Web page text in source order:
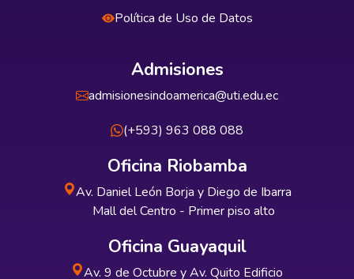
Política de Uso de Datos
Admisiones
admisionesindoamerica@uti.edu.ec
(+593) 963 088 088
Oficina Riobamba
Av. Daniel León Borja y Diego de Ibarra
Mall del Centro - Primer piso alto
Oficina Guayaquil
Av. 9 de Octubre y Av. Quito Edificio